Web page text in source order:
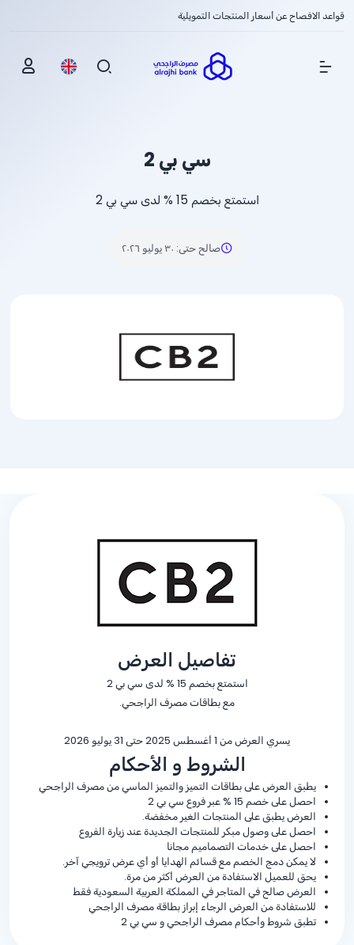
قواعد الافصاح عن أسعار المنتجات التمويلية
Show Menu
سي بي 2
استمتع بخصم % 15 لدى سي بي 2
صالح حتى: ٣٠ يوليو ٢٠٢٦
تفاصيل العرض
استمتع بخصم % 15 لدى سي بي 2
مع بطاقات مصرف الراجحي.
يسري العرض من 1 أغسطس 2025 حتى 31 يوليو 2026
الشروط و الأحكام
يطبق العرض على بطاقات التميز والتميز الماسي من مصرف الراجحي
احصل على خصم % 15 عبر فروع سي بي 2
العرض يطبق على المنتجات الغير مخفضة.
احصل على وصول مبكر للمنتجات الجديدة عند زيارة الفروع
احصل على خدمات التصماميم مجانا
لا يمكن دمج الخصم مع قسائم الهدايا أو أي عرض ترويجي آخر.
يحق للعميل الاستفادة من العرض أكثر من مرة.
العرض صالح في المتاجر في المملكة العربية السعودية فقط
للاستفادة من العرض الرجاء إبراز بطاقة مصرف الراجحي
تطبق شروط وأحكام مصرف الراجحي و سي بي 2